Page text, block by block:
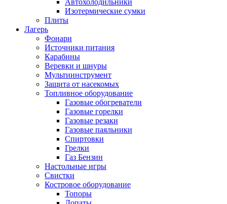
Автохолодильники
Изотермические сумки
Плиты
Лагерь
Фонари
Источники питания
Карабины
Веревки и шнуры
Мультиинструмент
Защита от насекомых
Топливное оборудование
Газовые обогреватели
Газовые горелки
Газовые резаки
Газовые паяльники
Спиртовки
Грелки
Газ Бензин
Настольные игры
Свистки
Костровое оборудование
Топоры